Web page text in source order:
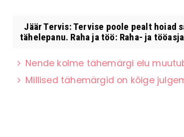
Jäär Tervis: Tervise poole pealt hoiad
tähelepanu. Raha ja töö: Raha- ja
Nende kolme tähemärgi elu
Millised tähemärgid on kõige